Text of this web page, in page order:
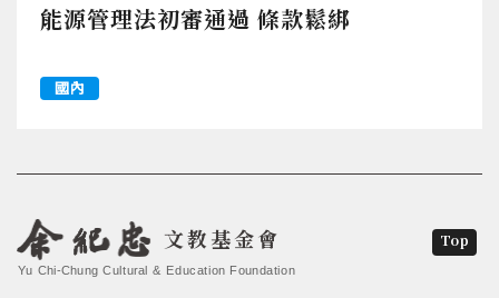
能源管理法初審通過 條款鬆綁
國內
文教基金會
Yu Chi-Chung Cultural & Education Foundation
Top